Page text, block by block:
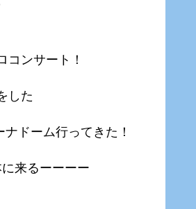
コンサート！
した
ドーム行ってきた！
来るーーーー